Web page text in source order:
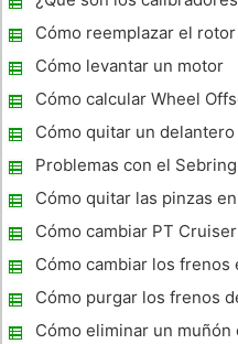
para el Neon aún
reemplazo l
Cómo reemplazar el
Accord 90-97
Cómo levantar un motor
Cómo calcular Wheel
Cómo quitar un
buje en una Ram 2500
Problemas con el
Cómo quitar las pinzas
Expedition 2001
Cómo cambiar PT
Cómo cambiar los frenos
1999
Cómo purgar los frenos
Cómo eliminar un